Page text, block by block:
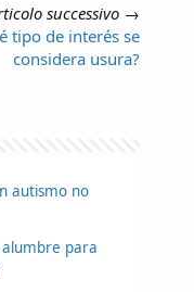
successivo →
tipo de interés se
considera usura?
autismo no
para